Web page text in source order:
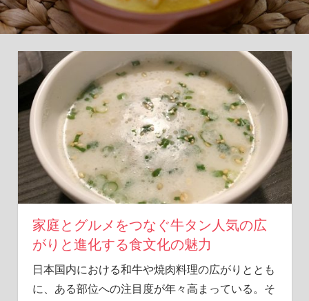
た
ん
の
旅
へ！
家庭とグルメをつなぐ牛タン人気の広
がりと進化する食文化の魅力
日本国内における和牛や焼肉料理の広がりととも
に、ある部位への注目度が年々高まっている。 そ